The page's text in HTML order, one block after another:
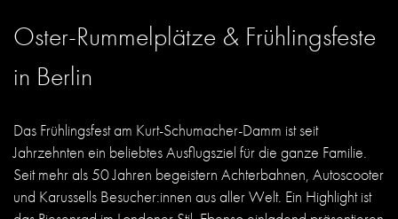
Oster-Rummelplätze & Frühlingsfeste
in Berlin
Das Frühlingsfest am Kurt-Schumacher-Damm ist seit
Jahrzehnten ein beliebtes Ausflugsziel für die ganze Familie.
Seit mehr als 50 Jahren begeistern Achterbahnen, Autoscooter
und Karussells Besucher:innen aus aller Welt. Ein Highlight ist